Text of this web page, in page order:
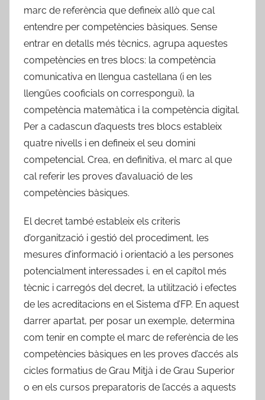
marc de referència que defineix allò que cal
entendre per competències bàsiques. Sense
entrar en detalls més tècnics, agrupa aquestes
competències en tres blocs: la competència
comunicativa en llengua castellana (i en les
llengües cooficials on correspongui), la
competència matemàtica i la competència digital.
Per a cadascun d’aquests tres blocs estableix
quatre nivells i en defineix el seu domini
competencial. Crea, en definitiva, el marc al que
cal referir les proves d’avaluació de les
competències bàsiques.
El decret també estableix els criteris
d’organització i gestió del procediment, les
mesures d’informació i orientació a les persones
potencialment interessades i, en el capítol més
tècnic i carregós del decret, la utilització i efectes
de les acreditacions en el Sistema d’FP. En aquest
darrer apartat, per posar un exemple, determina
com tenir en compte el marc de referència de les
competències bàsiques en les proves d’accés als
cicles formatius de Grau Mitjà i de Grau Superior
o en els cursos preparatoris de l’accés a aquests